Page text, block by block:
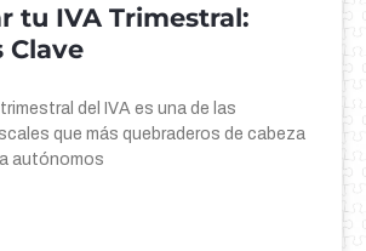
tu IVA Trimestral:
Clave
del IVA es una de las
que más quebraderos de cabeza
autónomos